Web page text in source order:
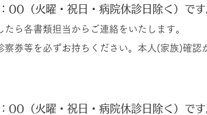
（火曜・祝日・病院休診日除く）です
たら各書類担当からご連絡をいたします。
察券等を必ずお持ちください。本人(家族)確認
（火曜・祝日・病院休診日除く）です